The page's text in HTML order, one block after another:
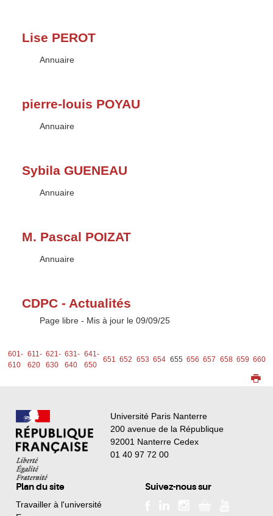
Lise PEROT
Type :
Annuaire
pierre-louis POYAU
Type :
Annuaire
Sybila GUENEAU
Type :
Annuaire
M. Pascal POIZAT
Type :
Annuaire
CDPC - Actualités
Type :
Page libre - Mis à jour le 09/09/25
601-
610
611-
620
621-
630
631-
640
641-
650
651 652 653 654 655 656 657 658 659 660
Université Paris Nanterre
200 avenue de la République
92001 Nanterre Cedex
01 40 97 72 00
Plan du site
Travailler à l'université
Suivez-nous sur